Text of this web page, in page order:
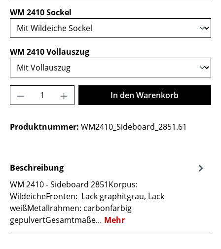
WM 2410 Sockel
WM 2410 Vollauszugauswählen
Produkt Anzahl: Gib den gewünschten
In den Warenkorb
Produktnummer: WM2410_Sideboard_2851.61
Beschreibung
WM 2410 - Sideboard 2851Korpus:
WildeicheFronten: Lack graphitgrau, Lack
weißMetallrahmen: carbonfarbig
gepulvertGesamtmaße… Mehr